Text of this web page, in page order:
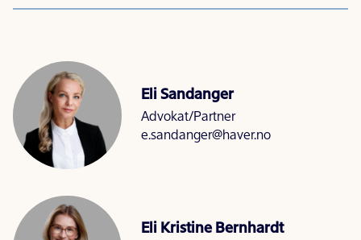
Eli Sandanger
Advokat/Partner
e.sandanger@haver.no
Eli Kristine Bernhardt